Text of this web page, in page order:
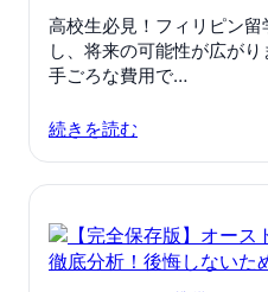
高校生必見！フィリピン
し、将来の可能性が広がり
手ごろな費用で…
続きを読む